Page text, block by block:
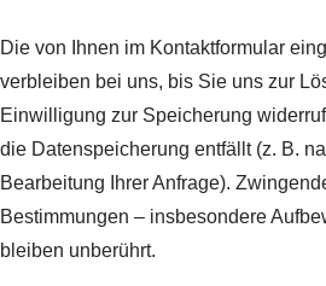
Die von Ihnen im Kontaktformular
verbleiben bei uns, bis Sie uns zur
Einwilligung zur Speicherung
die Datenspeicherung entfällt (z. B.
Bearbeitung Ihrer Anfrage).
Bestimmungen – insbesondere
bleiben unberührt.